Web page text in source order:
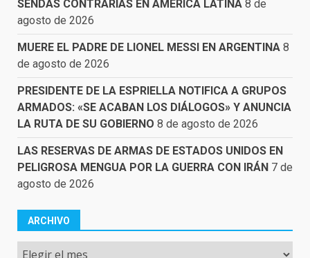
SENDAS CONTRARIAS EN AMÉRICA LATINA 8 de
agosto de 2026
MUERE EL PADRE DE LIONEL MESSI EN ARGENTINA 8
de agosto de 2026
PRESIDENTE DE LA ESPRIELLA NOTIFICA A GRUPOS
ARMADOS: «SE ACABAN LOS DIÁLOGOS» Y ANUNCIA
LA RUTA DE SU GOBIERNO 8 de agosto de 2026
LAS RESERVAS DE ARMAS DE ESTADOS UNIDOS EN
PELIGROSA MENGUA POR LA GUERRA CON IRÁN 7 de
agosto de 2026
ARCHIVO
Archivo